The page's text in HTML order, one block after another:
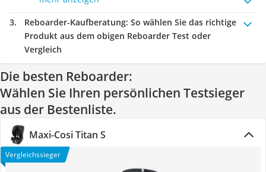
Reboarder-Kaufberatung: So wählen Sie das richtige
Produkt aus dem obigen Reboarder Test oder
Vergleich
Die besten Reboarder:
Wählen Sie Ihren persönlichen Testsieger
aus der Bestenliste.
Maxi-Cosi Titan S
Vergleichssieger